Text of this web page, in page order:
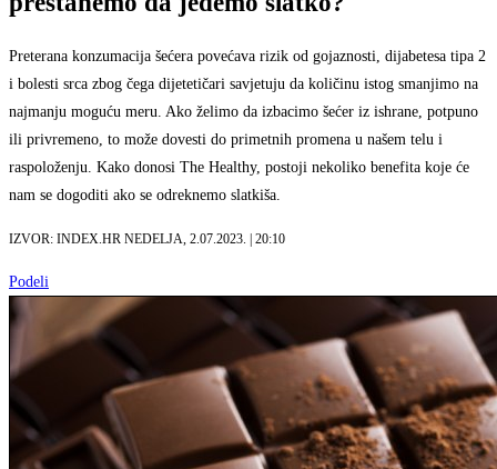
Preterana konzumacija šećera povećava rizik od gojaznosti, dijabetesa tipa 2
i bolesti srca zbog čega dijetetičari savjetuju da količinu istog smanjimo na
najmanju moguću meru. Ako želimo da izbacimo šećer iz ishrane, potpuno
ili privremeno, to može dovesti do primetnih promena u našem telu i
raspoloženju. Kako donosi The Healthy, postoji nekoliko benefita koje će
nam se dogoditi ako se odreknemo slatkiša.
IZVOR: INDEX.HR NEDELJA, 2.07.2023. | 20:10
Podeli